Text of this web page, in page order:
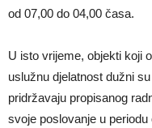
od 07,00 do 04,00 časa.
U isto vrijeme, objekti koji
uslužnu djelatnost dužni
pridržavaju propisanog
svoje poslovanje u